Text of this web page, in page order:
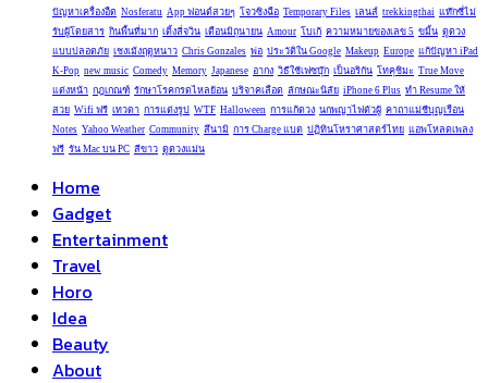
ปัญหาเครื่องอืด Nosferatu App ฟอนต์สวยๆ โจวซิงฉือ Temporary Files เลนส์ trekkingthai แท๊กซี่ไม่
รับผู้โดยสาร กินพื้นที่มาก เติ้งลี่จวิน เดือนมิถุนายน Amour โบเก้ ความหมายของเลข 5 ขมิ้น ดูดวง
แบบปลอดภัย เชงเม้งฤดูหนาว Chris Gonzales พ่อ ประวัติใน Google Makeup Europe แก้ปัญหา iPad
K-Pop new music Comedy Memory Japanese อากง วิธีใช้เฟซบุ๊ก เป็นอริกัน โทคุชิมะ True Move
แต่งหน้า กฎเกณฑ์ รักษาโรคกรดไหลย้อน บริจาคเลือด ลักษณะนิสัย iPhone 6 Plus ทำ Resume ให้
สวย Wifi ฟรี เทวดา การแต่งรูป WTF Halloween การแก้ดวง นกพญาไฟตัวผู้ คาถาแม่ชีบุญเรือน
Notes Yahoo Weather Community สึนามิ การ Charge แบต ปฏิทินโหราศาสตร์ไทย แอพโหลดเพลง
ฟรี รัน Mac บน PC สีขาว ดูดวงแม่น
Home
Gadget
Entertainment
Travel
Horo
Idea
Beauty
About